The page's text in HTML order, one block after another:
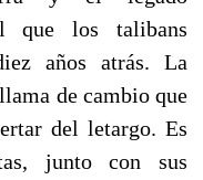
que los talibans
años atrás. La
de cambio que
del letargo. Es
junto con sus